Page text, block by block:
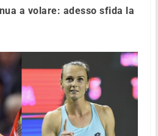
a volare: adesso sfida la